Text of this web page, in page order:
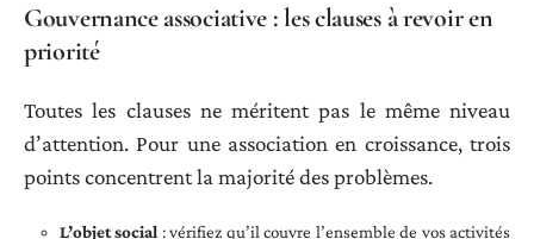
Gouvernance associative : les clauses à revoir en
priorité
Toutes les clauses ne méritent pas le même niveau
d’attention. Pour une association en croissance, trois
points concentrent la majorité des problèmes.
L’objet social : vérifiez qu’il couvre l’ensemble de vos activités